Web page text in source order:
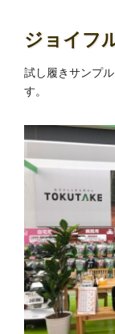
ジョイフ
試し履きサンプ
す。